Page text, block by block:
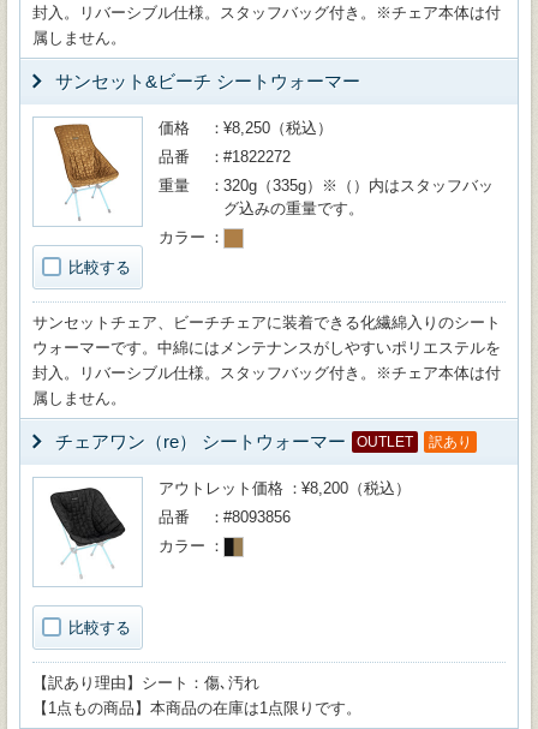
封入。リバーシブル仕様。スタッフバッグ付き。※チェア本体は付
属しません。
サンセット&ビーチ シートウォーマー
比較する
価格
¥8,250（税込）
品番
#1822272
重量
320g（335g）※（）内はスタッフバッ
グ込みの重量です。
カラー
サンセットチェア、ビーチチェアに装着できる化繊綿入りのシート
ウォーマーです。中綿にはメンテナンスがしやすいポリエステルを
封入。リバーシブル仕様。スタッフバッグ付き。※チェア本体は付
属しません。
チェアワン（re） シートウォーマー OUTLET 訳あり
比較する
アウトレット価格
¥8,200（税込）
品番
#8093856
カラー
【訳あり理由】シート：傷､汚れ
【1点もの商品】本商品の在庫は1点限りです。